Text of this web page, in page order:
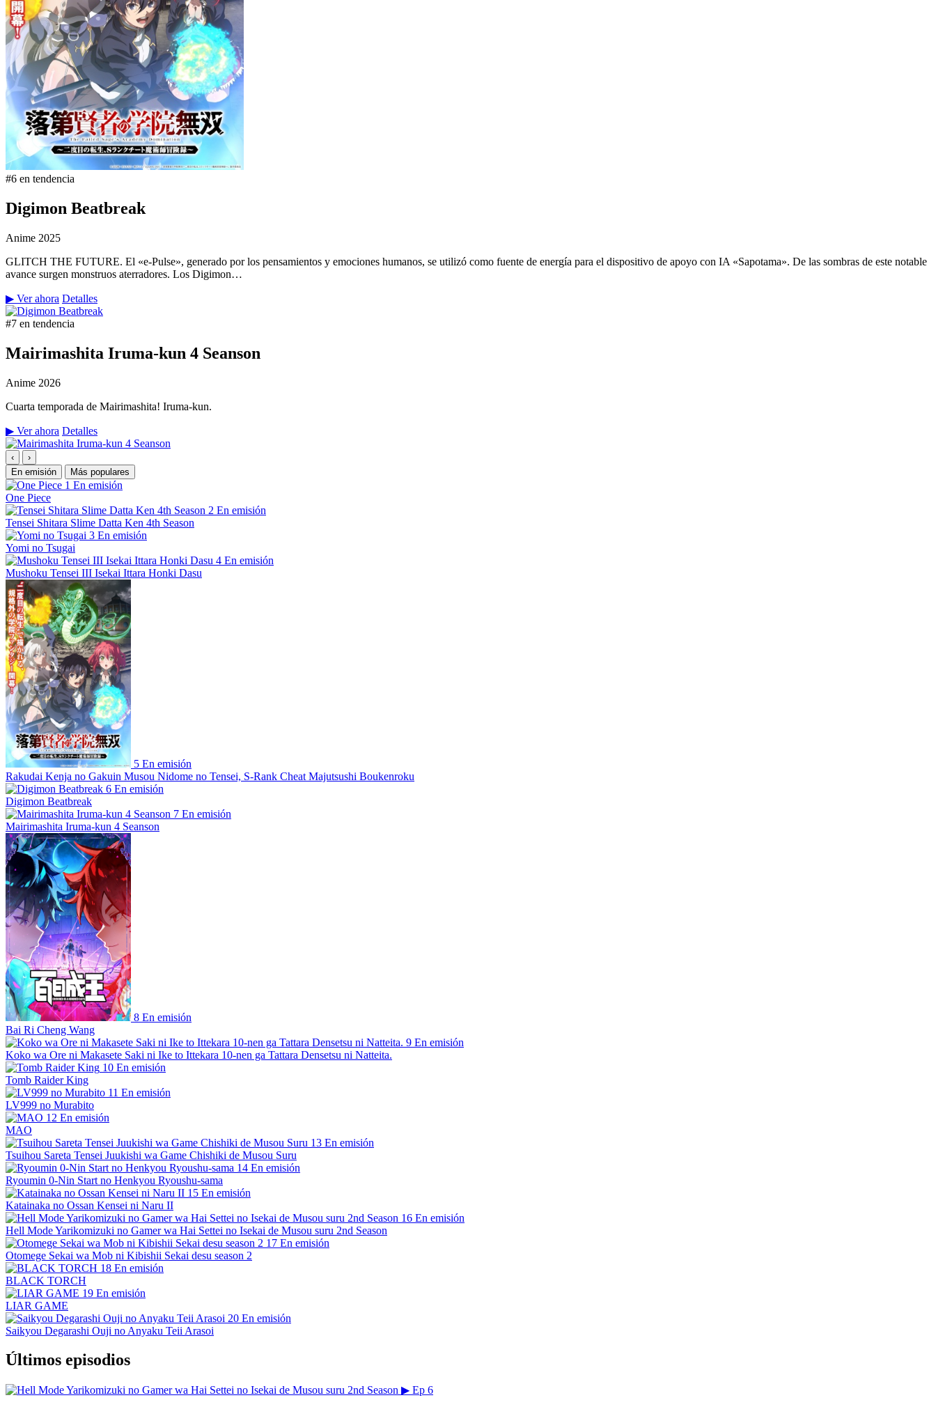
#6 en tendencia
Digimon Beatbreak
Anime 2025
GLITCH THE FUTURE. El «e-Pulse», generado por los pensamientos y emociones humanos, se utilizó como fuente de energía para el dispositivo de apoyo con IA «Sapotama». De las sombras de este notable
avance surgen monstruos aterradores. Los Digimon…
▶ Ver ahora Detalles
#7 en tendencia
Mairimashita Iruma-kun 4 Seanson
Anime 2026
Cuarta temporada de Mairimashita! Iruma-kun.
▶ Ver ahora Detalles
‹
›
En emisión
Más populares
1 En emisión
One Piece
2 En emisión
Tensei Shitara Slime Datta Ken 4th Season
3 En emisión
Yomi no Tsugai
4 En emisión
Mushoku Tensei III Isekai Ittara Honki Dasu
5 En emisión
Rakudai Kenja no Gakuin Musou Nidome no Tensei, S-Rank Cheat Majutsushi Boukenroku
6 En emisión
Digimon Beatbreak
7 En emisión
Mairimashita Iruma-kun 4 Seanson
8 En emisión
Bai Ri Cheng Wang
9 En emisión
Koko wa Ore ni Makasete Saki ni Ike to Ittekara 10-nen ga Tattara Densetsu ni Natteita.
10 En emisión
Tomb Raider King
11 En emisión
LV999 no Murabito
12 En emisión
MAO
13 En emisión
Tsuihou Sareta Tensei Juukishi wa Game Chishiki de Musou Suru
14 En emisión
Ryoumin 0-Nin Start no Henkyou Ryoushu-sama
15 En emisión
Katainaka no Ossan Kensei ni Naru II
16 En emisión
Hell Mode Yarikomizuki no Gamer wa Hai Settei no Isekai de Musou suru 2nd Season
17 En emisión
Otomege Sekai wa Mob ni Kibishii Sekai desu season 2
18 En emisión
BLACK TORCH
19 En emisión
LIAR GAME
20 En emisión
Saikyou Degarashi Ouji no Anyaku Teii Arasoi
Últimos episodios
▶ Ep 6